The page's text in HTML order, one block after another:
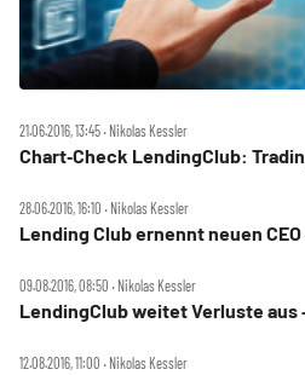
21.06.2016, 13:45 ‧ Nikolas Kessler
Chart‑Check LendingClub:
28.06.2016, 16:10 ‧ Nikolas Kessler
Lending Club ernennt neuen
09.08.2016, 08:50 ‧ Nikolas Kessler
LendingClub weitet Verluste aus
12.08.2016, 11:00 ‧ Nikolas Kessler